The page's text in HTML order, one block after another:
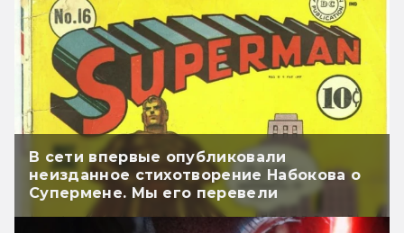
В сети впервые опубликовали
неизданное стихотворение Набокова о
Супермене. Мы его перевели